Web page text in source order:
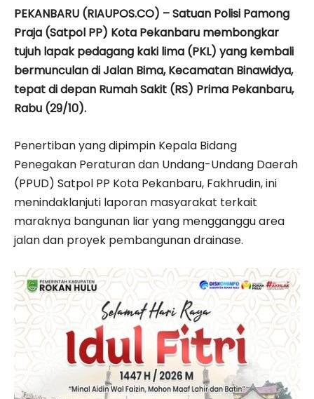
PEKANBARU (RIAUPOS.CO) – Satuan Polisi Pamong
Praja (Satpol PP) Kota Pekanbaru membongkar
tujuh lapak pedagang kaki lima (PKL) yang kembali
bermunculan di Jalan Bima, Kecamatan Binawidya,
tepat di depan Rumah Sakit (RS) Prima Pekanbaru,
Rabu (29/10).
Penertiban yang dipimpin Kepala Bidang
Penegakan Peraturan dan Undang-Undang Daerah
(PPUD) Satpol PP Kota Pekanbaru, Fakhrudin, ini
menindaklanjuti laporan masyarakat terkait
maraknya bangunan liar yang mengganggu area
jalan dan proyek pembangunan drainase.